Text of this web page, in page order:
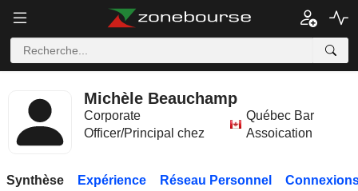
Michèle Beauchamp
Corporate
Officer/Principal chez
Québec Bar
Assoication
Synthèse Expérience Réseau Personnel